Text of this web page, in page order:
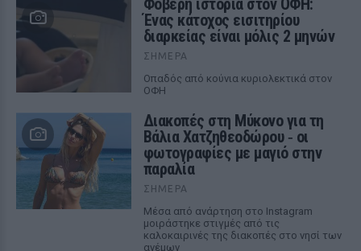
Ένας κάτοχος εισιτηρίου
διαρκείας είναι μόλις 2 μηνών
ΣΉΜΕΡΑ
Οπαδός από κούνια κυριολεκτικά στον
ΟΦΗ
Διακοπές στη Μύκονο για τη
Βάλια Χατζηθεοδώρου ‑ οι
φωτογραφίες με μαγιό στην
παραλία
ΣΉΜΕΡΑ
Μέσα από ανάρτηση στο Instagram
μοιράστηκε στιγμές από τις
καλοκαιρινές της διακοπές στο νησί των
ανέμων